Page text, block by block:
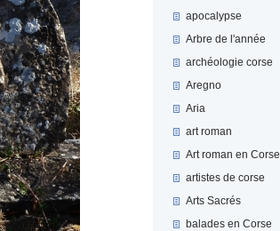
apocalypse
Arbre de l'année
archéologie corse
Aregno
Aria
art roman
Art roman en Corse
artistes de corse
Arts Sacrés
balades en Corse